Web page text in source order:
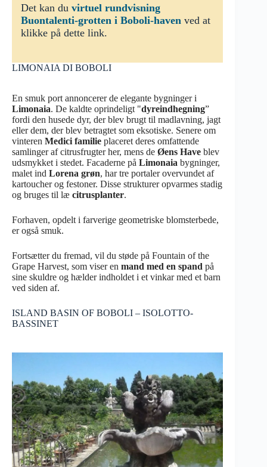
Det kan du virtuel rundvisning
Buontalenti-grotten i Boboli-haven ved at
klikke på dette link.
LIMONAIA DI BOBOLI
En smuk port annoncerer de elegante bygninger i
Limonaia. De kaldte oprindeligt "dyreindhegning”
fordi den husede dyr, der blev brugt til madlavning, jagt
eller dem, der blev betragtet som eksotiske. Senere om
vinteren Medici familie placeret deres omfattende
samlinger af citrusfrugter her, mens de Øens Have blev
udsmykket i stedet. Facaderne på Limonaia bygninger,
malet ind Lorena grøn, har tre portaler overvundet af
kartoucher og festoner. Disse strukturer opvarmes stadig
og bruges til læ citrusplanter.
Forhaven, opdelt i farverige geometriske blomsterbede,
er også smuk.
Fortsætter du fremad, vil du støde på Fountain of the
Grape Harvest, som viser en mand med en spand på
sine skuldre og hælder indholdet i et vinkar med et barn
ved siden af.
ISLAND BASIN OF BOBOLI – ISOLOTTO-
BASSINET